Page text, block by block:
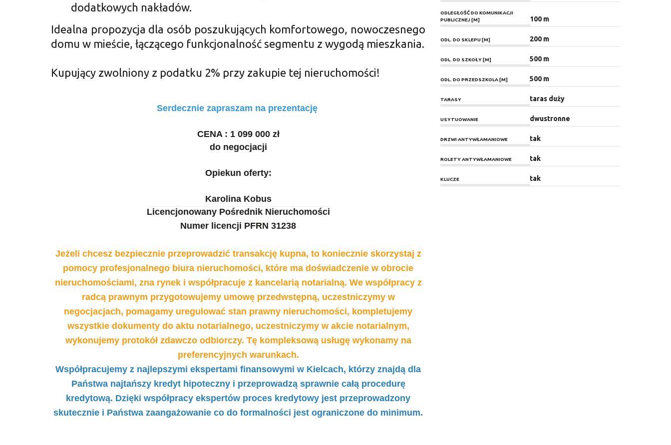
dodatkowych nakładów.
Idealna propozycja dla osób poszukujących komfortowego, nowoczesnego
domu w mieście, łączącego funkcjonalność segmentu z wygodą mieszkania.
Kupujący zwolniony z podatku 2% przy zakupie tej nieruchomości!
Serdecznie zapraszam na prezentację
CENA : 1 099 000 zł
do negocjacji
Opiekun oferty:
Karolina Kobus
Licencjonowany Pośrednik Nieruchomości
Numer licencji PFRN 31238
Jeżeli chcesz bezpiecznie przeprowadzić transakcję kupna, to koniecznie skorzystaj z
pomocy profesjonalnego biura nieruchomości, które ma doświadczenie w obrocie
nieruchomościami, zna rynek i współpracuje z kancelarią notarialną. We współpracy z
radcą prawnym przygotowujemy umowę przedwstępną, uczestniczymy w
negocjacjach, pomagamy uregulować stan prawny nieruchomości, kompletujemy
wszystkie dokumenty do aktu notarialnego, uczestniczymy w akcie notarialnym,
wykonujemy protokół zdawczo odbiorczy. Tę kompleksową usługę wykonamy na
preferencyjnych warunkach.
Współpracujemy z najlepszymi ekspertami finansowymi w Kielcach, którzy znajdą dla
Państwa najtańszy kredyt hipoteczny i przeprowadzą sprawnie całą procedurę
kredytową. Dzięki współpracy ekspertów proces kredytowy jest przeprowadzony
skutecznie i Państwa zaangażowanie co do formalności jest ograniczone do minimum.
ODLEGŁOŚĆ DO KOMUNIKACJI
PUBLICZNEJ [M]
100 m
ODL. DO SKLEPU [M] 200 m
ODL. DO SZKOŁY [M] 500 m
ODL. DO PRZEDSZKOLA [M] 500 m
TARASY taras duży
USYTUOWANIE dwustronne
DRZWI ANTYWŁAMANIOWE tak
ROLETY ANTYWŁAMANIOWE tak
KLUCZE tak